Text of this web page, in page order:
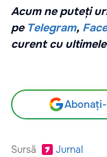
Acum ne puteți
pe Telegram,
curent cu
Sursă Jurnal